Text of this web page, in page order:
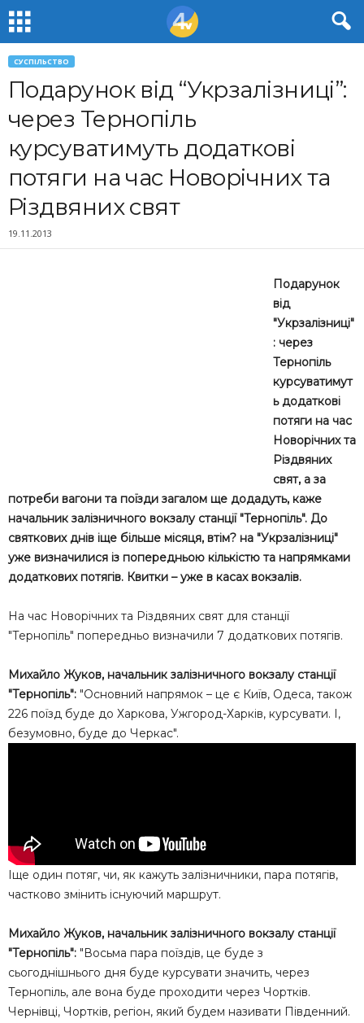
СУСПІЛЬСТВО
Подарунок від “Укрзалізниці”:
через Тернопіль
курсуватимуть додаткові
потяги на час Новорічних та
Різдвяних свят
19.11.2013
Подарунок
від
"Укрзалізниці"
: через
Тернопіль
курсуватимут
ь додаткові
потяги на час
Новорічних та
Різдвяних
свят, а за
потреби вагони та поїзди загалом ще додадуть, каже
начальник залізничного вокзалу станції "Тернопіль". До
святкових днів іще більше місяця, втім? на "Укрзалізниці"
уже визначилися із попередньою кількістю та напрямками
додаткових потягів. Квитки – уже в касах вокзалів.
На час Новорічних та Різдвяних свят для станції
"Тернопіль" попередньо визначили 7 додаткових потягів.
Михайло Жуков, начальник залізничного вокзалу станції
"Тернопіль": "Основний напрямок – це є Київ, Одеса, також
226 поїзд буде до Харкова, Ужгород-Харків, курсувати. І,
безумовно, буде до Черкас".
Іще один потяг, чи, як кажуть залізничники, пара потягів,
частково змінить існуючий маршрут.
Михайло Жуков, начальник залізничного вокзалу станції
"Тернопіль": "Восьма пара поїздів, це буде з
сьогоднішнього дня буде курсувати значить, через
Тернопіль, але вона буде проходити через Чортків.
Чернівці, Чортків, регіон, який будем називати Південний.